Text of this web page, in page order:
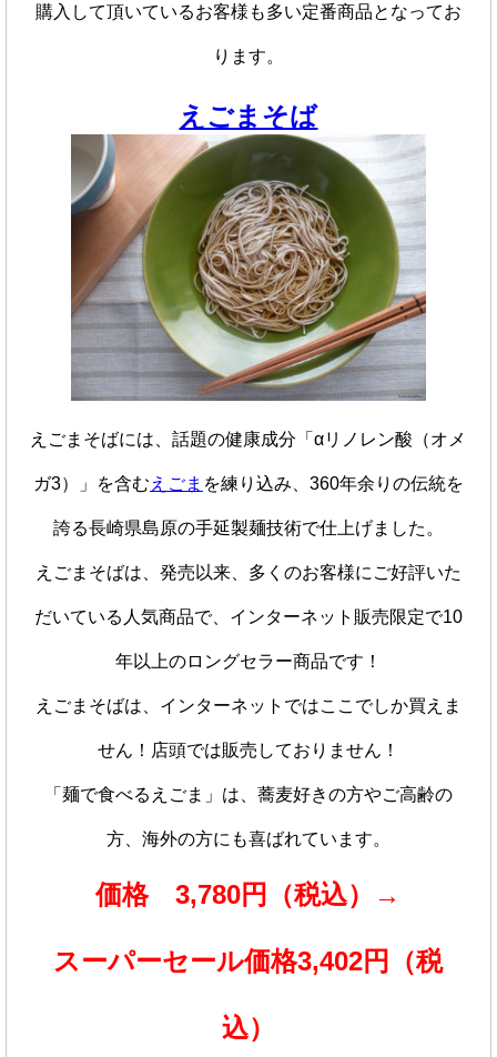
購入して頂いているお客様も多い定番商品となってお
ります。
えごまそば
えごまそばには、話題の健康成分「αリノレン酸（オメ
ガ3）」を含む えごま を練り込み、360年余りの伝統を
誇る長崎県島原の手延製麺技術で仕上げました。
えごまそばは、発売以来、多くのお客様にご好評いた
だいている人気商品で、インターネット販売限定で10
年以上のロングセラー商品です！
えごまそばは、インターネットではここでしか買えま
せん！店頭では販売しておりません！
「麺で食べるえごま」は、蕎麦好きの方やご高齢の
方、海外の方にも喜ばれています。
価格 3,780円（税込）→
スーパーセール価格3,402円（税
込）